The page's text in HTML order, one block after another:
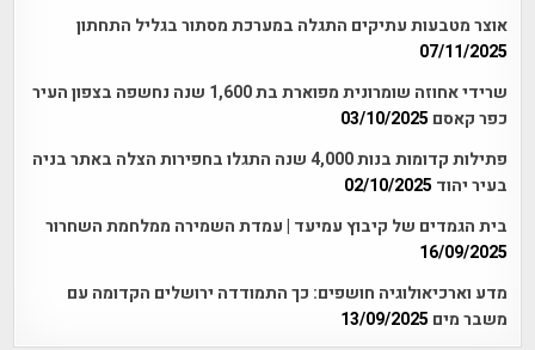
אוצר מטבעות עתיקים התגלה במערכת מסתור בגליל התחתון
07/11/2025
שרידי אחוזה שומרונית מפוארת בת 1,600 שנה נחשפה בצפון העיר
כפר קאסם 03/10/2025
פתילות קדומות בנות 4,000 שנה התגלו בחפירות הצלה באתר בניה
בעיר יהוד 02/10/2025
בית הגמדים של קיבוץ עמיעד | עמדת השמירה ממלחמת השחרור
16/09/2025
מדע וארכיאולוגיה חושפים: כך התמודדה ירושלים הקדומה עם
משבר מים 13/09/2025